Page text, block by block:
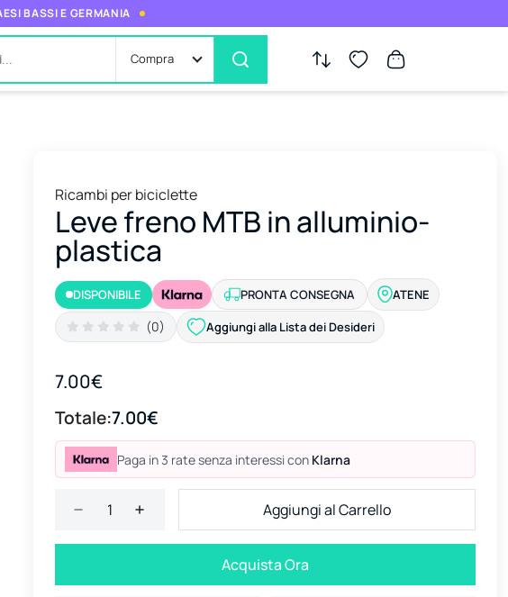
BASSI E GERMANIA
Compra
Ricambi per biciclette
Leve freno MTB in alluminio-
plastica
DISPONIBILE PRONTA CONSEGNA ATENE
(0) Aggiungi alla Lista dei Desideri
7.00€
Totale:7.00€
Paga in 3 rate senza interessi con Klarna
Aggiungi al Carrello
Acquista Ora